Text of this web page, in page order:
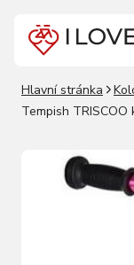
Hlavní stránka
Tempish TRISCOO